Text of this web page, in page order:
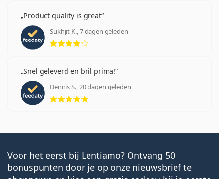
Product quality is great
Sukhjit K., 7 dagen geleden
Beoordeling 4 van 5
Snel geleverd en bril prima!
Dennis S., 20 dagen geleden
Beoordeling 5 van 5
Voor het eerst bij Lentiamo? Ontvang 50
bonuspunten door je op onze nieuwsbrief te